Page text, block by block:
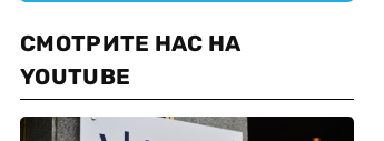
СМОТРИТЕ НАС НА
YOUTUBE